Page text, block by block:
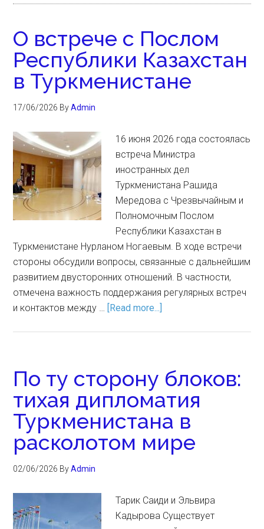
О встрече с Послом
Республики Казахстан
в Туркменистане
17/06/2026 ByAdmin
16 июня 2026 года состоялась
встреча Министра
иностранных дел
Туркменистана Рашида
Мередова с Чрезвычайным и
Полномочным Послом
Республики Казахстан в
Туркменистане Нурланом Ногаевым. В ходе встречи
стороны обсудили вопросы, связанные с дальнейшим
развитием двусторонних отношений. В частности,
отмечена важность поддержания регулярных встреч
и контактов между … [Read more...]
По ту сторону блоков:
тихая дипломатия
Туркменистана в
расколотом мире
02/06/2026 ByAdmin
Тарик Саиди и Эльвира
Кадырова Существует